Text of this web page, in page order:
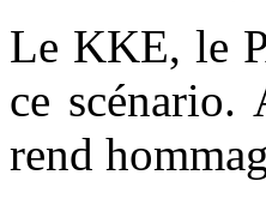
Le KKE, le
ce scénario.
rend